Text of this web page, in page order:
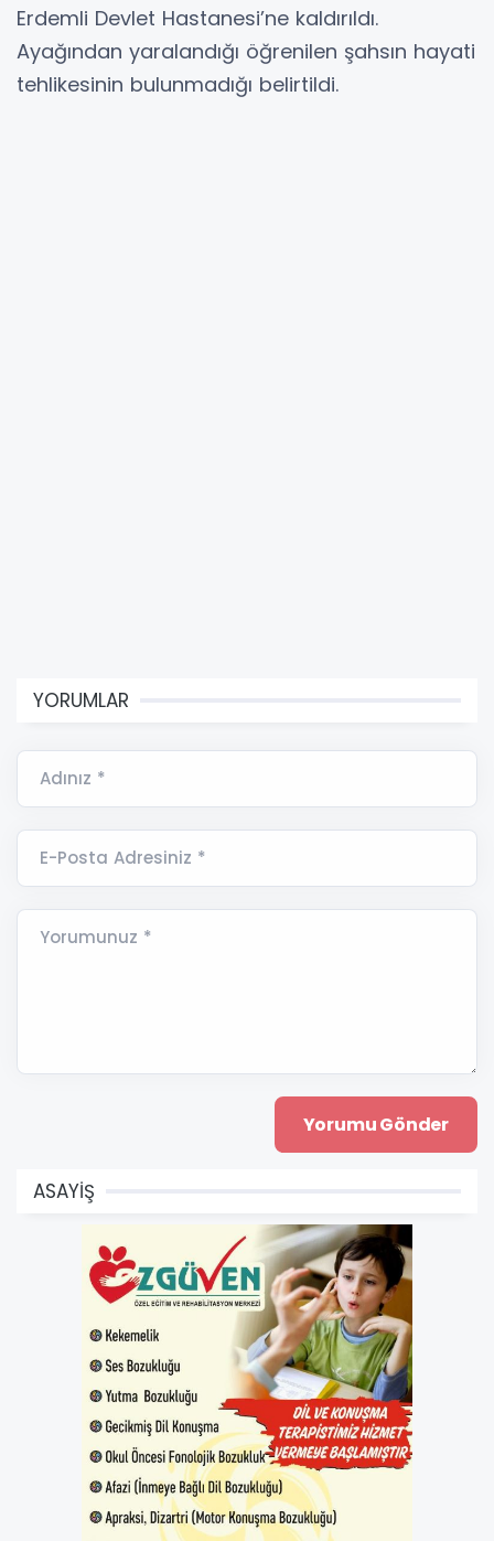
Erdemli Devlet Hastanesi’ne kaldırıldı.
Ayağından yaralandığı öğrenilen şahsın hayati
tehlikesinin bulunmadığı belirtildi.
YORUMLAR
Adınız *
E-Posta Adresiniz *
Yorumunuz *
ASAYİŞ